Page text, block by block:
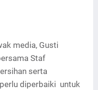
media, Gusti
Staf
serta
diperbaiki untuk